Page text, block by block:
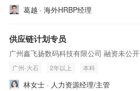
葛越 · 海外HRBP经理
供应链计划专员
广州鑫飞扬数码科技有限公司 融资未公开
广州-大石 2年以上 本科
林女士 · 人力资源经理/主管